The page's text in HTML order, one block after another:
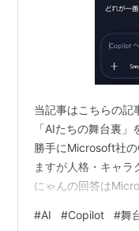
当記事はこちらの記
「AIたちの舞台裏
勝手にMicrosoft社
ますが人格・キャ
にゃんの回答は
ゃん（勝手にCopilot
#AI #Copilot #舞